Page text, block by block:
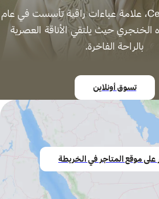
مقدم لكم Celaeno، علامة عباءات راقية تأسست في عام
الخنجري حيث يلتقي الأناقة العصرية
بالراحة الفاخرة.
تسوق أونلاين
على موقع المتاجر في الخريطة